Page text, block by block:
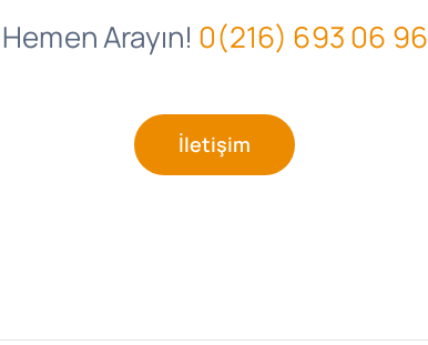
Hemen Arayın! 0(216) 693 06 96
İletişim